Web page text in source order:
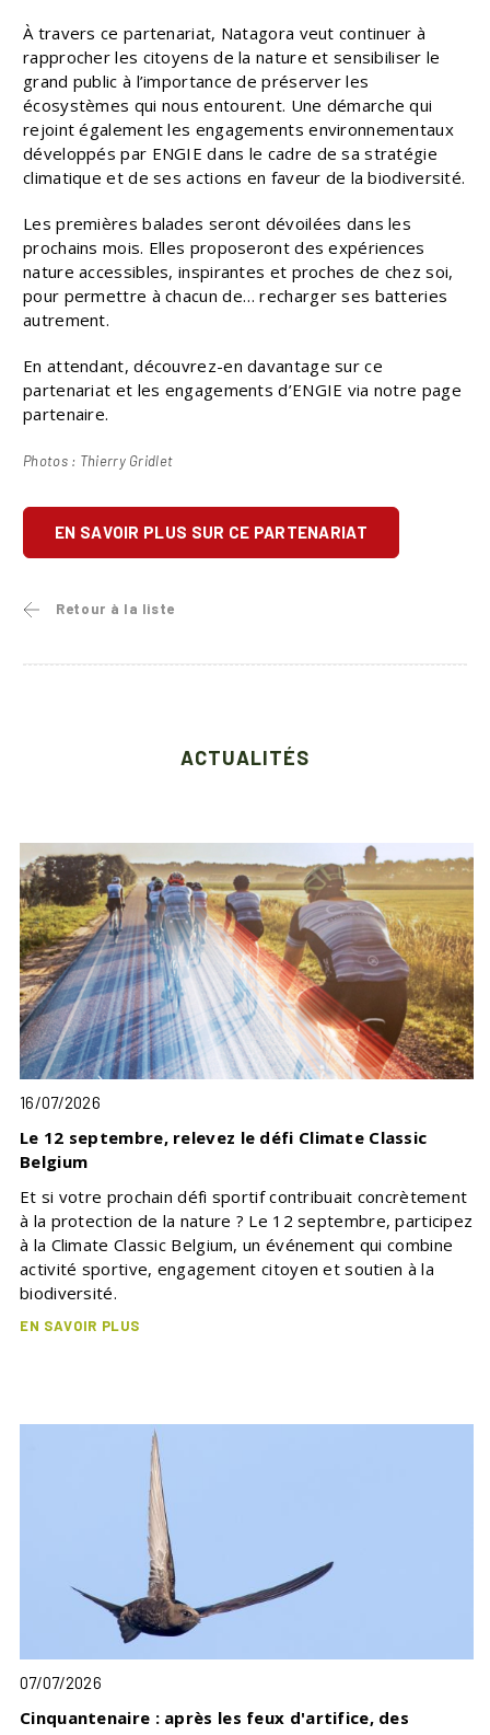
À travers ce partenariat, Natagora veut continuer à
rapprocher les citoyens de la nature et sensibiliser le
grand public à l’importance de préserver les
écosystèmes qui nous entourent. Une démarche qui
rejoint également les engagements environnementaux
développés par ENGIE dans le cadre de sa stratégie
climatique et de ses actions en faveur de la biodiversité.
Les premières balades seront dévoilées dans les
prochains mois. Elles proposeront des expériences
nature accessibles, inspirantes et proches de chez soi,
pour permettre à chacun de… recharger ses batteries
autrement.
En attendant, découvrez-en davantage sur ce
partenariat et les engagements d’ENGIE via notre page
partenaire.
Photos : Thierry Gridlet
EN SAVOIR PLUS SUR CE PARTENARIAT
Retour à la liste
ACTUALITÉS
16/07/2026
Le 12 septembre, relevez le défi Climate Classic
Belgium
Et si votre prochain défi sportif contribuait concrètement
à la protection de la nature ? Le 12 septembre, participez
à la Climate Classic Belgium, un événement qui combine
activité sportive, engagement citoyen et soutien à la
biodiversité.
EN SAVOIR PLUS
07/07/2026
Cinquantenaire : après les feux d'artifice, des